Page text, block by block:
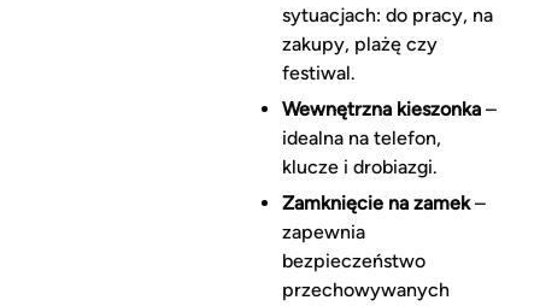
sytuacjach: do pracy, na
zakupy, plażę czy
festiwal.
Wewnętrzna kieszonka–
idealna na telefon,
klucze i drobiazgi.
Zamknięcie na zamek–
zapewnia
bezpieczeństwo
przechowywanych